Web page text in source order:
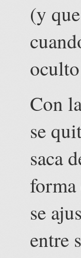
(y
Con
se
saca
forma
se
entre